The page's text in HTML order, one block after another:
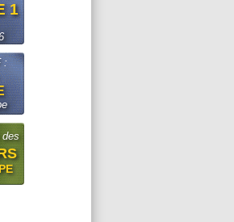
1
:
des